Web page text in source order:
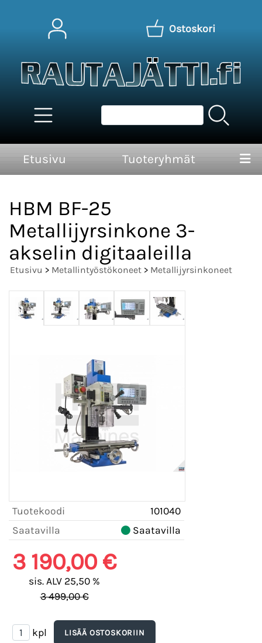
Ostoskori
Etusivu Tuoteryhmät
HBM BF-25
Metallijyrsinkone 3-
akselin digitaaleilla
Etusivu > Metallintyöstökoneet > Metallijyrsinkoneet
Tuotekoodi
101040
Saatavilla
Saatavilla
3 190,00 €
sis. ALV 25,50 %
3 499,00 €
kpl